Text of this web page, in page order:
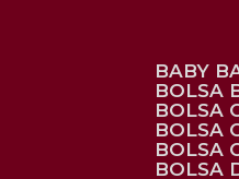
BABY